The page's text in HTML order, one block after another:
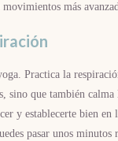
más
Practica la
sino que también
y establecerte bien
pasar unos minutos